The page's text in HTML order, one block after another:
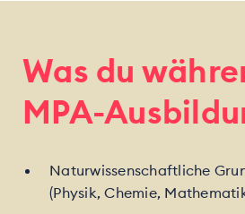
Was du
MPA-
Naturwissenschaftliche
(Physik, Chemie,